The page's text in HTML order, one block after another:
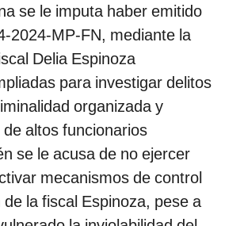
se le imputa haber emitido
2024-MP-FN, mediante la
Delia Espinoza
para investigar delitos
organizada y
altos funcionarios
se le acusa de no ejercer
mecanismos de control
la fiscal Espinoza, pese a